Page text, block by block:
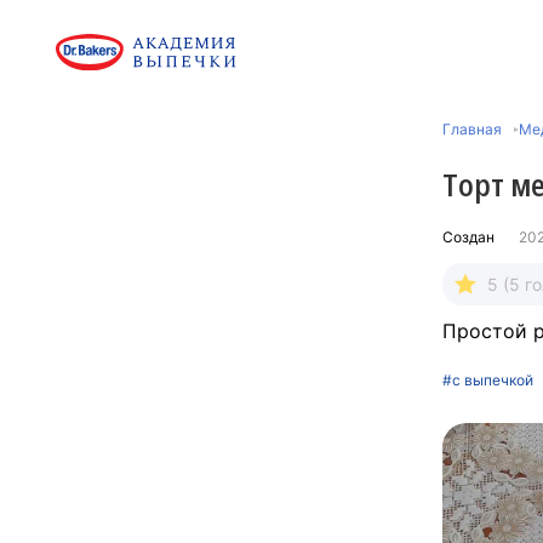
Главная
Торт
Создан
5 (5
Простой
#с выпечкой